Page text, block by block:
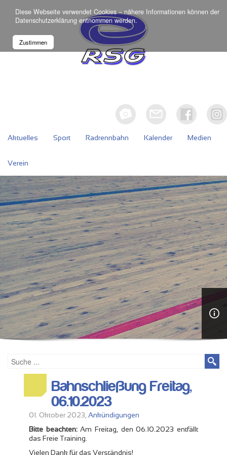
Diese Webseite verwendet Cookies – nähere Informationen können der
Datenschutzerklärung entnommen werden.
Zustimmen
Aktuelles Sport Radrennbahn Kalender Medien
Verein
Bahnschließung Freitag,
06.10.2023
01. Oktober 2023, Ankündigungen
Bitte beachten:Am Freitag, den 06.10.2023 entfällt
das Freie Training.
Vielen Dank für das Verständnis!